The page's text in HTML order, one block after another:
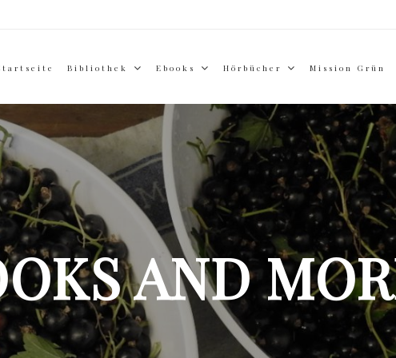
Bibliothek Ebooks Hörbücher Mission Grün
AND